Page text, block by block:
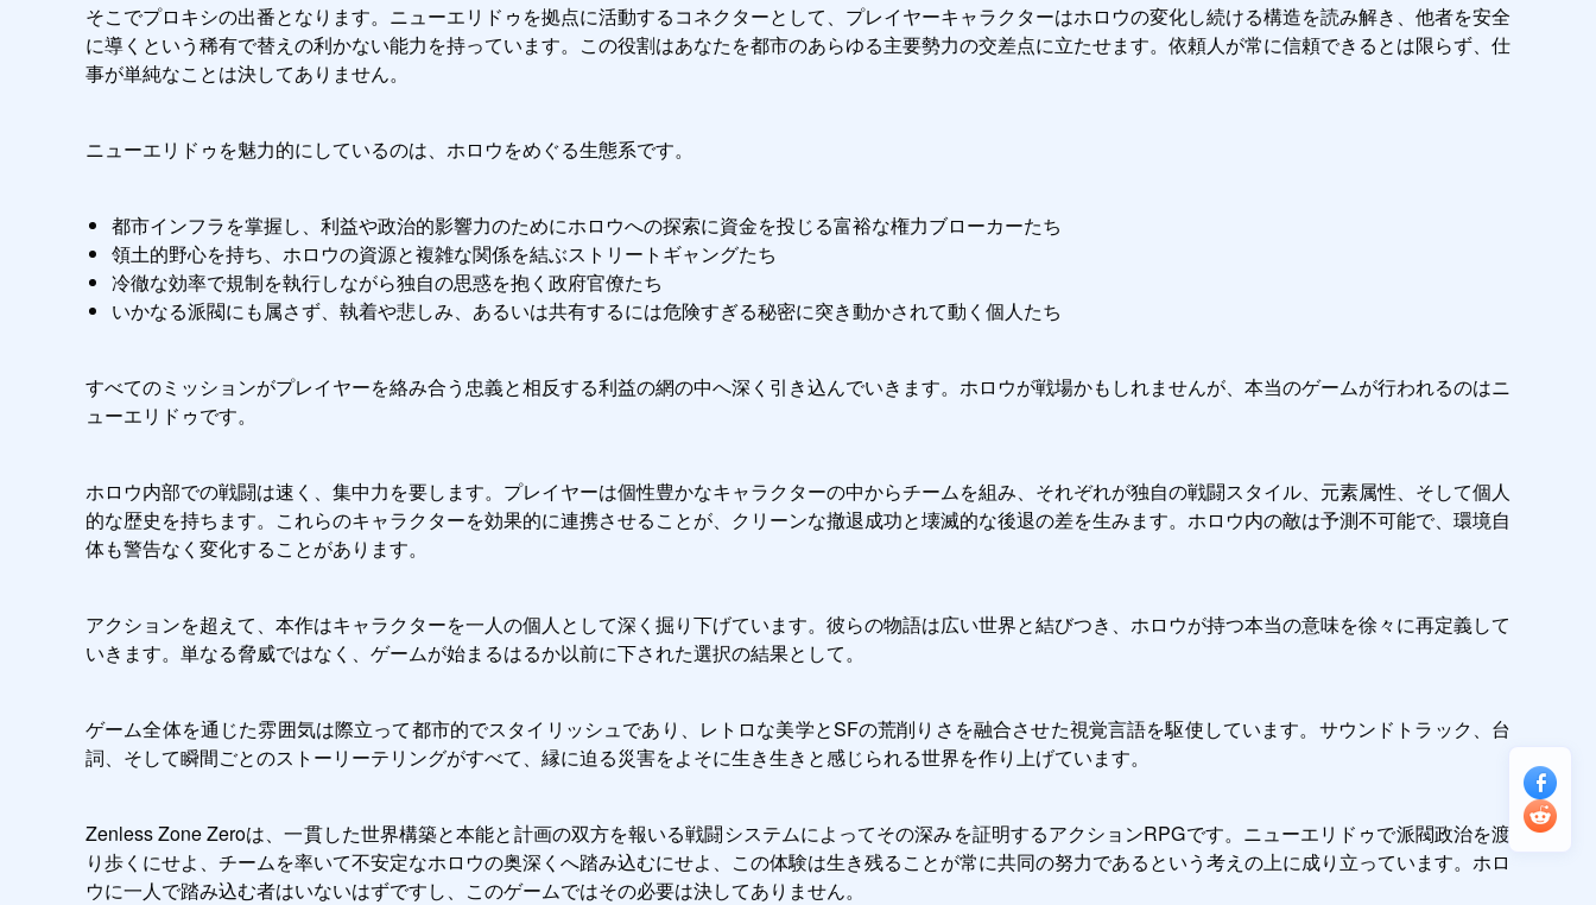
そこでプロキシの出番となります。ニューエリドゥを拠点に活動するコネクターとして、プレイヤーキャラクターはホロウの変化し続ける構造を読み解き、他者を安全
に導くという稀有で替えの利かない能力を持っています。この役割はあなたを都市のあらゆる主要勢力の交差点に立たせます。依頼人が常に信頼できるとは限らず、仕
事が単純なことは決してありません。
ニューエリドゥを魅力的にしているのは、ホロウをめぐる生態系です。
都市インフラを掌握し、利益や政治的影響力のためにホロウへの探索に資金を投じる富裕な権力ブローカーたち
領土的野心を持ち、ホロウの資源と複雑な関係を結ぶストリートギャングたち
冷徹な効率で規制を執行しながら独自の思惑を抱く政府官僚たち
いかなる派閥にも属さず、執着や悲しみ、あるいは共有するには危険すぎる秘密に突き動かされて動く個人たち
すべてのミッションがプレイヤーを絡み合う忠義と相反する利益の網の中へ深く引き込んでいきます。ホロウが戦場かもしれませんが、本当のゲームが行われるのはニ
ューエリドゥです。
ホロウ内部での戦闘は速く、集中力を要します。プレイヤーは個性豊かなキャラクターの中からチームを組み、それぞれが独自の戦闘スタイル、元素属性、そして個人
的な歴史を持ちます。これらのキャラクターを効果的に連携させることが、クリーンな撤退成功と壊滅的な後退の差を生みます。ホロウ内の敵は予測不可能で、環境自
体も警告なく変化することがあります。
アクションを超えて、本作はキャラクターを一人の個人として深く掘り下げています。彼らの物語は広い世界と結びつき、ホロウが持つ本当の意味を徐々に再定義して
いきます。単なる脅威ではなく、ゲームが始まるはるか以前に下された選択の結果として。
ゲーム全体を通じた雰囲気は際立って都市的でスタイリッシュであり、レトロな美学とSFの荒削りさを融合させた視覚言語を駆使しています。サウンドトラック、台
詞、そして瞬間ごとのストーリーテリングがすべて、縁に迫る災害をよそに生き生きと感じられる世界を作り上げています。
Zenless Zone Zeroは、一貫した世界構築と本能と計画の双方を報いる戦闘システムによってその深みを証明するアクションRPGです。ニューエリドゥで派閥政治を渡
り歩くにせよ、チームを率いて不安定なホロウの奥深くへ踏み込むにせよ、この体験は生き残ることが常に共同の努力であるという考えの上に成り立っています。ホロ
ウに一人で踏み込む者はいないはずですし、このゲームではその必要は決してありません。